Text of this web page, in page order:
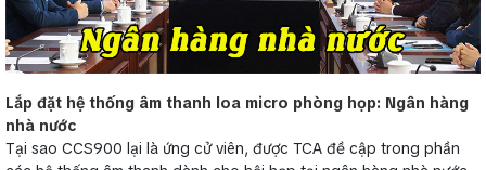
Lắp đặt hệ thống âm thanh loa micro phòng họp: Ngân hàng
nhà nước
Tại sao CCS900 lại là ứng cử viên, được TCA đề cập trong phần